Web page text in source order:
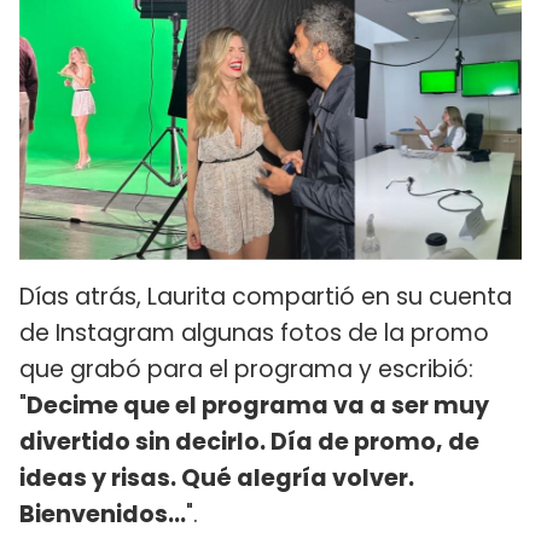
Días atrás, Laurita compartió en su cuenta
de Instagram algunas fotos de la promo
que grabó para el programa y escribió:
"Decime que el programa va a ser muy
divertido sin decirlo. Día de promo, de
ideas y risas. Qué alegría volver.
Bienvenidos...".